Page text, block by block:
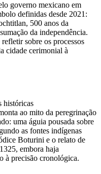
governo mexicano em
definidas desde 2021:
500 anos da
da independência.
sobre os processos
cidade cerimonial à
históricas
ao mito da peregrinação
uma águia pousada sobre
as fontes indígenas
Boturini e o relato de
embora haja
à precisão cronológica.